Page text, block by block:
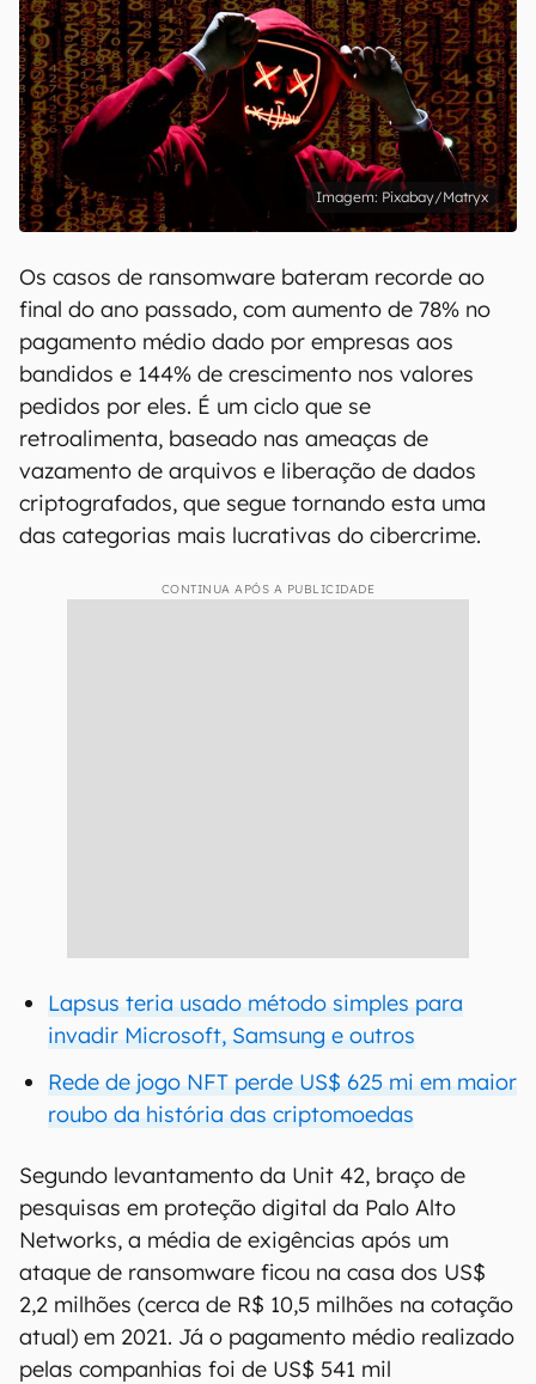
Pixabay/Matryx
Os casos de ransomware bateram recorde ao
final do ano passado, com aumento de 78% no
pagamento médio dado por empresas aos
bandidos e 144% de crescimento nos valores
pedidos por eles. É um ciclo que se
retroalimenta, baseado nas ameaças de
vazamento de arquivos e liberação de dados
criptografados, que segue tornando esta uma
das categorias mais lucrativas do cibercrime.
CONTINUA APÓS A PUBLICIDADE
Lapsus teria usado método simples para
invadir Microsoft, Samsung e outros
Rede de jogo NFT perde US$ 625 mi em maior
roubo da história das criptomoedas
Segundo levantamento da Unit 42, braço de
pesquisas em proteção digital da Palo Alto
Networks, a média de exigências após um
ataque de ransomware ficou na casa dos US$
2,2 milhões (cerca de R$ 10,5 milhões na cotação
atual) em 2021. Já o pagamento médio realizado
pelas companhias foi de US$ 541 mil